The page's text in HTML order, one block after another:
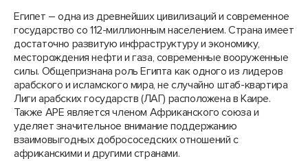
Египет – одна из древнейших цивилизаций и современное
государство со 112-миллионным населением. Страна имеет
достаточно развитую инфраструктуру и экономику,
месторождения нефти и газа, современные вооруженные
силы. Общепризнана роль Египта как одного из лидеров
арабского и исламского мира, не случайно штаб-квартира
Лиги арабских государств (ЛАГ) расположена в Каире.
Также АРЕ является членом Африканского союза и
уделяет значительное внимание поддержанию
взаимовыгодных добрососедских отношений с
африканскими и другими странами.